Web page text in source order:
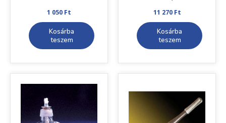
1 050 Ft
Kosárba
teszem
11 270 Ft
Kosárba
teszem